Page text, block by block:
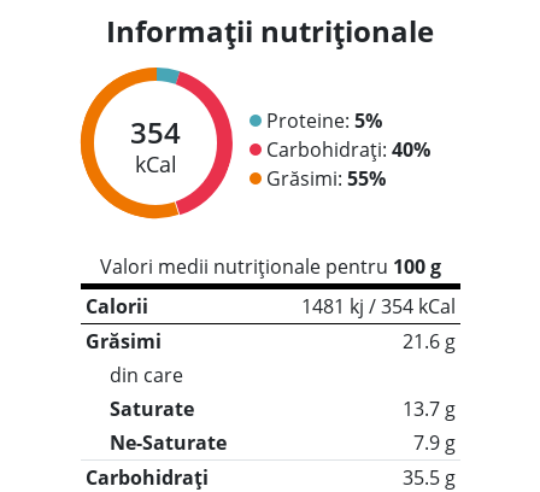
Informații nutriționale
354
kCal
Proteine: 5%
Carbohidrați: 40%
Grăsimi: 55%
Valori medii nutriționale pentru 100 g
Calorii
1481 kj / 354 kCal
Grăsimi
21.6 g
din care
Saturate
13.7 g
Ne-Saturate
7.9 g
Carbohidrați
35.5 g